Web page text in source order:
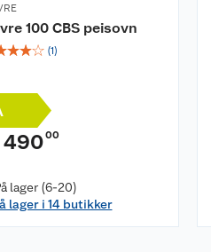
100 CBS peisovn
☆☆☆ (1)
49000
lager (6-20)
lager i 14 butikker